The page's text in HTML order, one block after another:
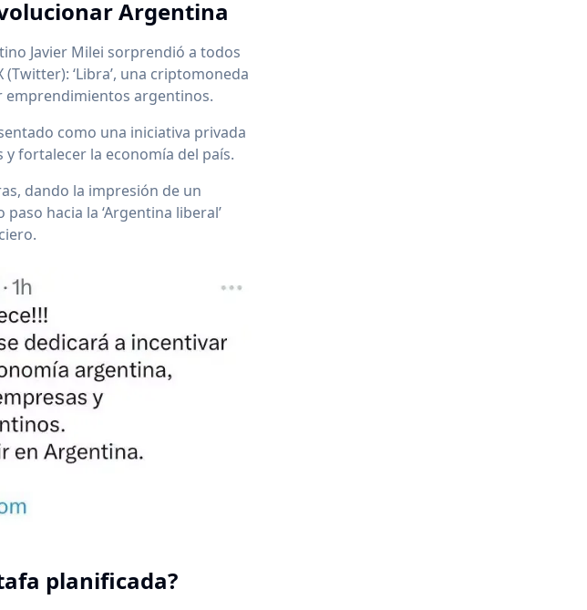
Argentina
Javier Milei sorprendió a todos
‘Libra’, una criptomoneda
emprendimientos argentinos.
como una iniciativa privada
fortalecer la economía del país.
dando la impresión de un
hacia la ‘Argentina liberal’
planificada?